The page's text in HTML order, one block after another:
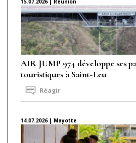
AIR JUMP 974 développe ses
touristiques à Saint-Leu
Réagir
14.07.2026 | Mayotte